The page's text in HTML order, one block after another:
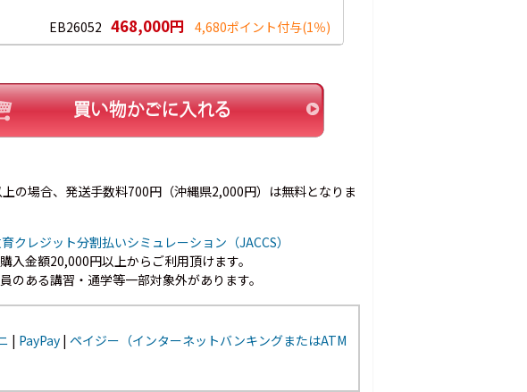
EB26052 468,000円 4,680ポイント付与(1％)
の場合、発送手数料700円（沖縄県2,000円）は無料となりま
クレジット分割払いシミュレーション（JACCS）
入金額20,000円以上からご利用頂けます。
のある講習・通学等一部対象外があります。
| PayPay | ペイジー（インターネットバンキングまたはATM